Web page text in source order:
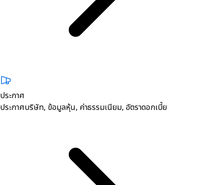
ประกาศ
ประกาศบริษัท, ข้อมูลหุ้น, ค่าธรรมเนียม, อัตราดอกเบี้ย